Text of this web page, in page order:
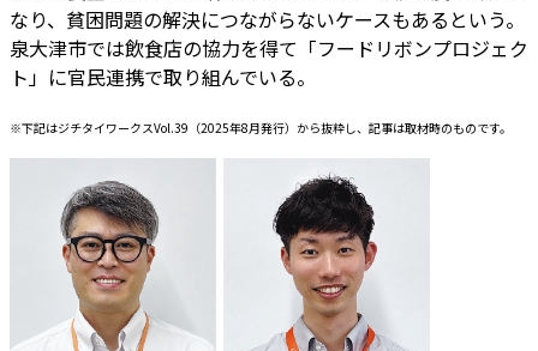
なり、貧困問題の解決につながらないケースもあるという。
泉大津市では飲食店の協力を得て「フードリボンプロジェク
ト」に官民連携で取り組んでいる。
※下記はジチタイワークスVol.39（2025年8月発行）から抜粋し、記事は取材時のものです。